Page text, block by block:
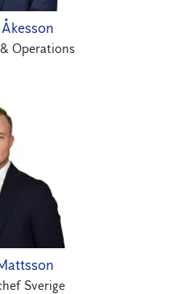
Operations
Sverige